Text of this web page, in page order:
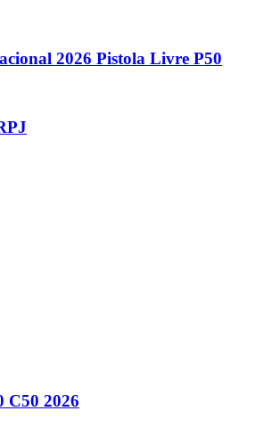
2026 Pistola Livre P50
C50 2026